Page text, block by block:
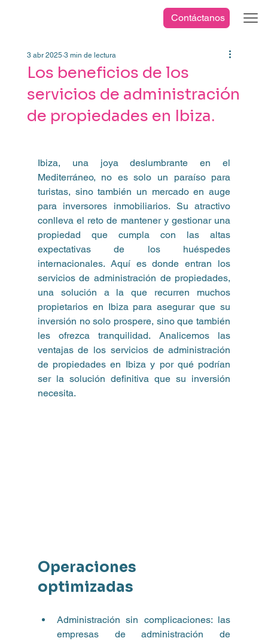
Contáctanos
Los beneficios de los
servicios de administración
de propiedades en Ibiza.
3 abr 2025 3 min de lectura
Ibiza, una joya deslumbrante en el
Mediterráneo, no es solo un paraíso para
turistas, sino también un mercado en auge
para inversores inmobiliarios. Su atractivo
conlleva el reto de mantener y gestionar una
propiedad que cumpla con las altas
expectativas de los huéspedes
internacionales. Aquí es donde entran los
servicios de administración de propiedades,
una solución a la que recurren muchos
propietarios en Ibiza para asegurar que su
inversión no solo prospere, sino que también
les ofrezca tranquilidad. Analicemos las
ventajas de los servicios de administración
de propiedades en Ibiza y por qué podrían
ser la solución definitiva que su inversión
necesita.
Operaciones
optimizadas
Administración sin complicaciones: las
empresas de administración de